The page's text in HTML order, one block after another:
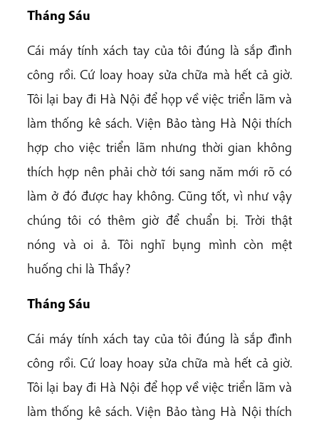
Tháng Sáu
Cái máy tính xách tay của tôi đúng là sắp đình
công rồi. Cứ loay hoay sửa chữa mà hết cả giờ.
Tôi lại bay đi Hà Nội để họp về việc triển lãm và
làm thống kê sách. Viện Bảo tàng Hà Nội thích
hợp cho việc triển lãm nhưng thời gian không
thích hợp nên phải chờ tới sang năm mới rõ có
làm ở đó được hay không. Cũng tốt, vì như vậy
chúng tôi có thêm giờ để chuẩn bị. Trời thật
nóng và oi ả. Tôi nghĩ bụng mình còn mệt
huống chi là Thầy?
Tháng Sáu
Cái máy tính xách tay của tôi đúng là sắp đình
công rồi. Cứ loay hoay sửa chữa mà hết cả giờ.
Tôi lại bay đi Hà Nội để họp về việc triển lãm và
làm thống kê sách. Viện Bảo tàng Hà Nội thích